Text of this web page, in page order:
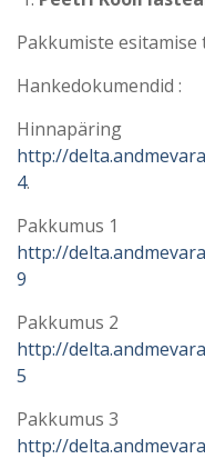
Pakkumiste esitamise
Hankedokumendid :
Hinnapäring
http://
4.
Pakkumus 1
http://
9
Pakkumus 2
http://
5
Pakkumus 3
http://